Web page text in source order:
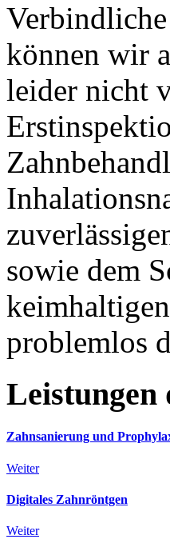
können wir
leider nicht
sowie dem
problemlos
Leistungen
Zahnsanierung und
Weiter
Digitales Zahnröntgen
Weiter